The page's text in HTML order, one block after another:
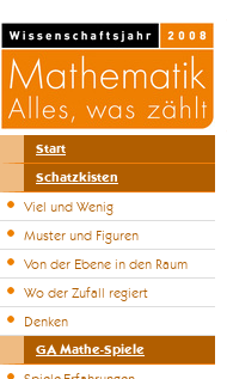
Start
Schatzkisten
Viel und Wenig
Muster und Figuren
Von der Ebene in den Raum
Wo der Zufall regiert
Denken
GA Mathe-Spiele